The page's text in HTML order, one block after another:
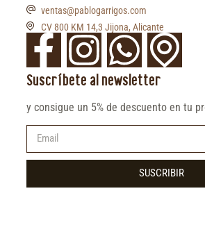
ventas@pablogarrigos.com
CV 800 KM 14,3 Jijona, Alicante
Suscríbete al newsletter
y consigue un 5% de descuento en tu
SUSCRIBIR